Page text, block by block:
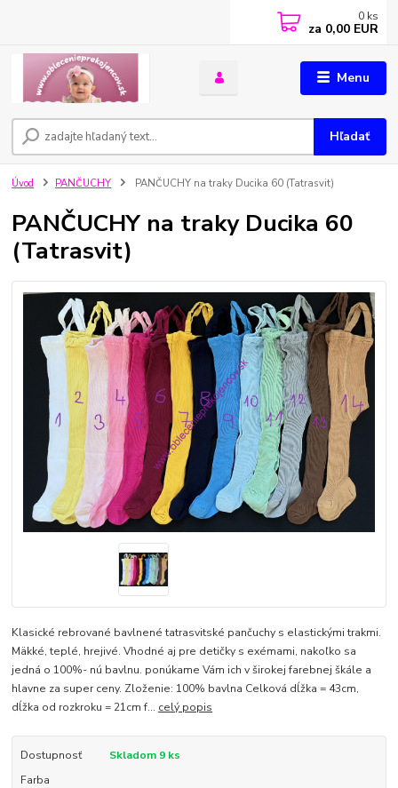
Menu
Hľadať
0 ks
za 0,00 EUR
Úvod PANČUCHY PANČUCHY na traky Ducika 60 (Tatrasvit)
PANČUCHY na traky Ducika 60
(Tatrasvit)
Klasické rebrované bavlnené tatrasvitské pančuchy s elastickými trakmi.
Mäkké, teplé, hrejivé. Vhodné aj pre detičky s exémami, nakoľko sa
jedná o 100%- nú bavlnu. ponúkame Vám ich v širokej farebnej škále a
hlavne za super ceny. Zloženie: 100% bavlna Celková dĺžka = 43cm,
dĺžka od rozkroku = 21cm f... celý popis
Dostupnosť
Skladom 9 ks
Farba